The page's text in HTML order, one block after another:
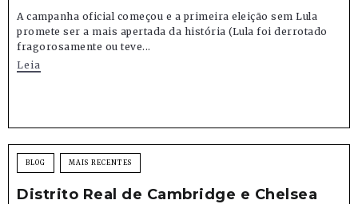
A campanha oficial começou e a primeira eleição sem Lula
promete ser a mais apertada da história (Lula foi derrotado
fragorosamente ou teve...
Leia
BLOG MAIS RECENTES
Distrito Real de Cambridge e Chelsea